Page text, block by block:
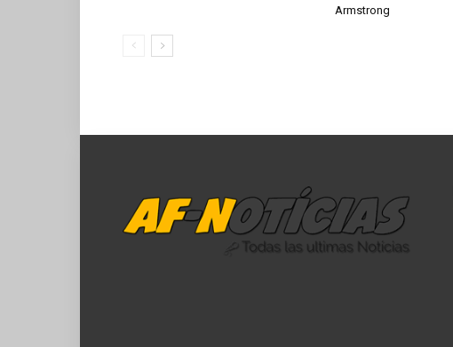
Armstrong